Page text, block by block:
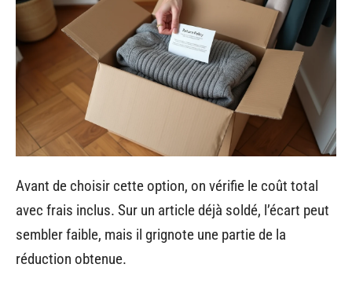
Avant de choisir cette option, on vérifie le coût total
avec frais inclus. Sur un article déjà soldé, l’écart peut
sembler faible, mais il grignote une partie de la
réduction obtenue.